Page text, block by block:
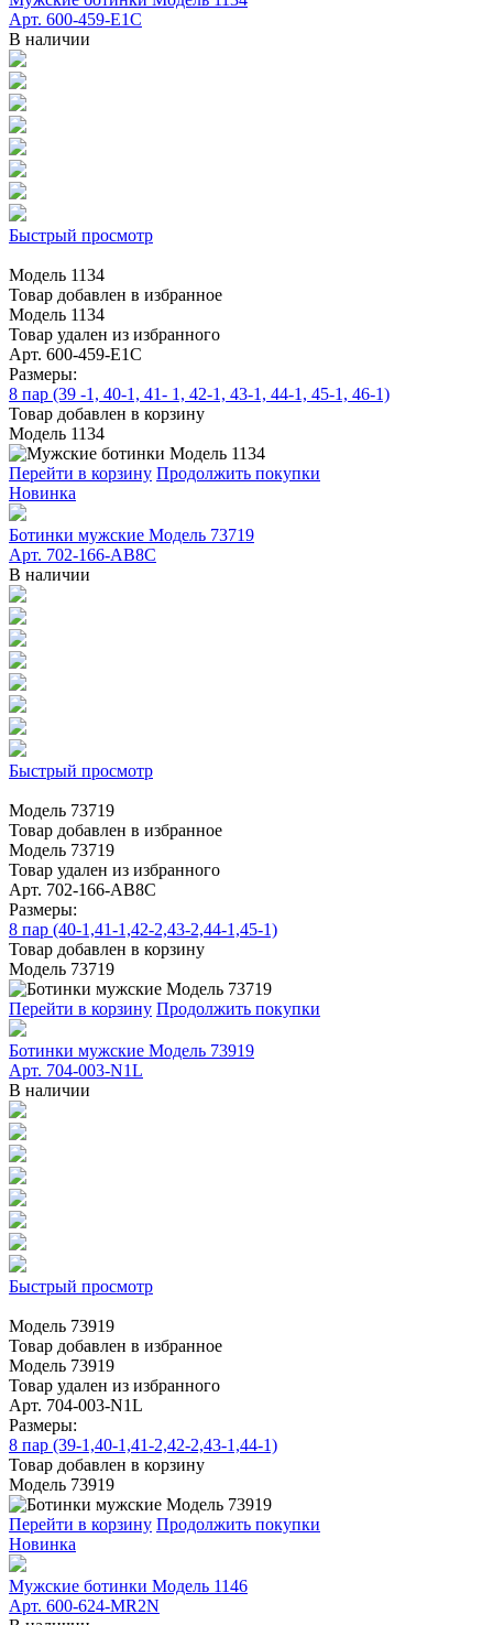
Арт. 600-459-E1C
В наличии
Быстрый просмотр
Модель 1134
Товар добавлен в избранное
Модель 1134
Товар удален из избранного
Арт. 600-459-E1C
Размеры:
8 пар (39 -1, 40-1, 41- 1, 42-1, 43-1, 44-1, 45-1, 46-1)
Товар добавлен в корзину
Модель 1134
Перейти в корзину Продолжить покупки
Новинка
Ботинки мужские Модель 73719
Арт. 702-166-АВ8С
В наличии
Быстрый просмотр
Модель 73719
Товар добавлен в избранное
Модель 73719
Товар удален из избранного
Арт. 702-166-АВ8С
Размеры:
8 пар (40-1,41-1,42-2,43-2,44-1,45-1)
Товар добавлен в корзину
Модель 73719
Перейти в корзину Продолжить покупки
Ботинки мужские Модель 73919
Арт. 704-003-N1L
В наличии
Быстрый просмотр
Модель 73919
Товар добавлен в избранное
Модель 73919
Товар удален из избранного
Арт. 704-003-N1L
Размеры:
8 пар (39-1,40-1,41-2,42-2,43-1,44-1)
Товар добавлен в корзину
Модель 73919
Перейти в корзину Продолжить покупки
Новинка
Мужские ботинки Модель 1146
Арт. 600-624-MR2N